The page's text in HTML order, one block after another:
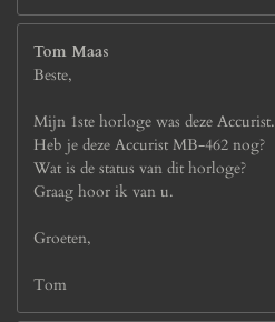
Tom Maas
Beste,
Mijn 1ste horloge was deze Accurist.
Heb je deze Accurist MB-462 nog?
Wat is de status van dit horloge?
Graag hoor ik van u.
Groeten,
Tom